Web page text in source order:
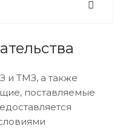
и ТМЗ, а также
поставляемые